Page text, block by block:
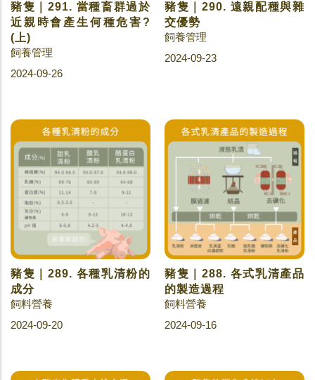
豬隻｜291. 當種畜群過於
近親時會產生何種危害?
(上)
飼養管理
2024-09-26
豬隻｜290. 遠親配種與雜
交優勢
飼養管理
2024-09-23
豬隻｜289. 各種乳清粉的
成分
飼料營養
2024-09-20
豬隻｜288. 各式乳清產品
的製造過程
飼料營養
2024-09-16